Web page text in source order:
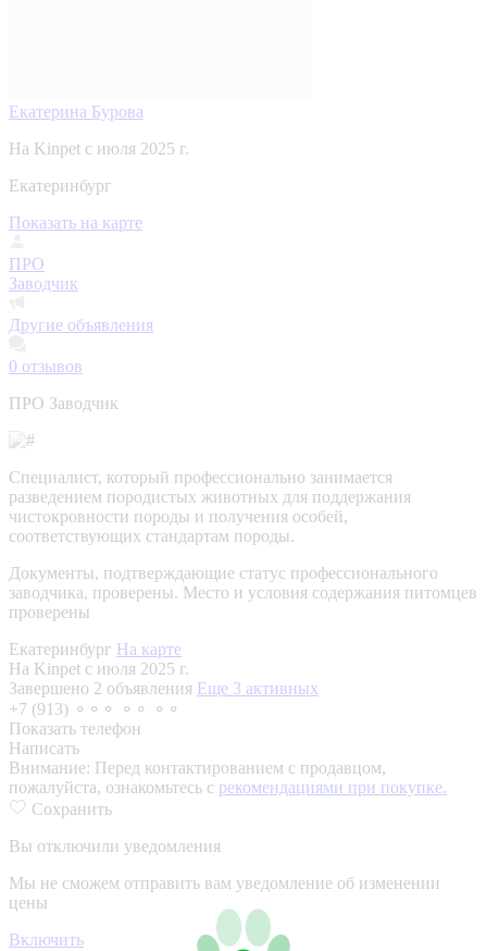
Екатерина Бурова
На Kinpet c июля 2025 г.
Екатеринбург
Показать на карте
ПРО
Заводчик
Другие объявления
0 отзывов
ПРО Заводчик
Специалист, который профессионально занимается
разведением породистых животных для поддержания
чистокровности породы и получения особей,
соответствующих стандартам породы.
Документы, подтверждающие статус профессионального
заводчика, проверены. Место и условия содержания питомцев
проверены
Екатеринбург На карте
На Kinpet c июля 2025 г.
Завершено 2 объявления Еще 3 активных
+7 (913) ⚬⚬⚬ ⚬⚬ ⚬⚬
Показать телефон
Написать
Внимание: Перед контактированием с продавцом,
пожалуйста, ознакомьтесь с рекомендациями при покупке.
Сохранить
Вы отключили уведомления
Мы не сможем отправить вам уведомление об изменении
цены
Включить